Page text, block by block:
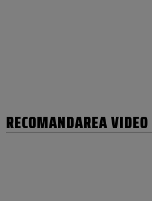
RECOMANDAREA VIDEO